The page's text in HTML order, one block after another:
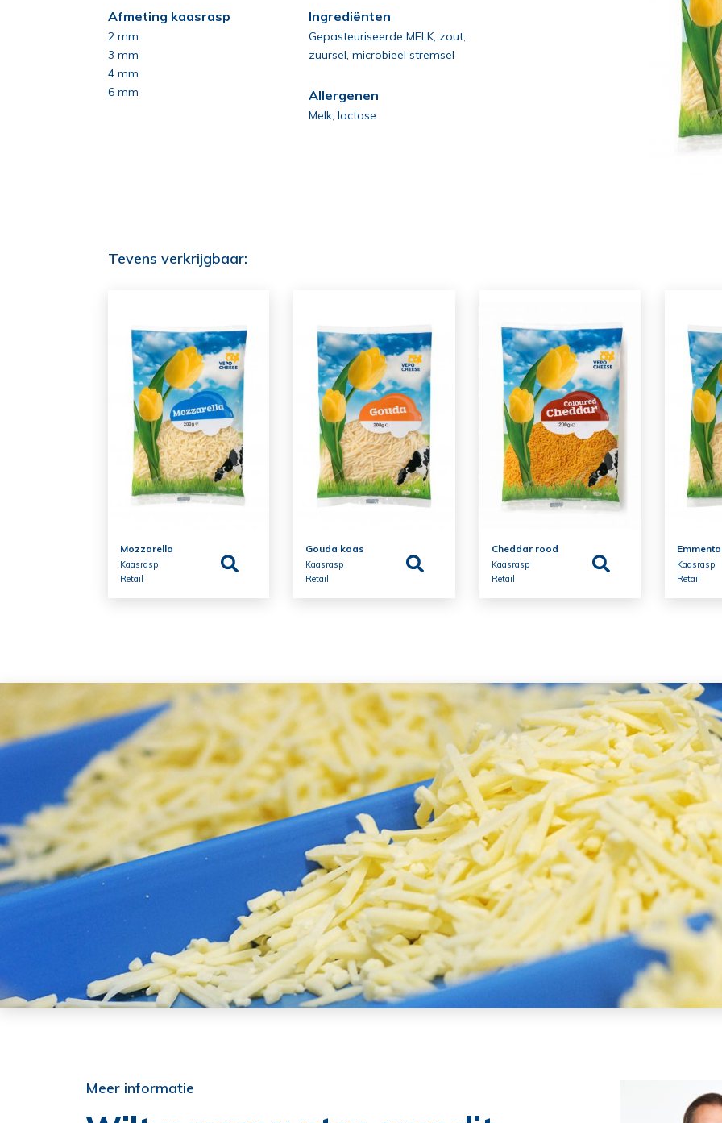
Afmeting kaasrasp
2 mm
3 mm
4 mm
6 mm
Ingrediënten
Gepasteuriseerde MELK, zout,
zuursel, microbieel stremsel
Allergenen
Melk, lactose
Tevens verkrijgbaar:
Mozzarella
Kaasrasp
Retail
Gouda kaas
Kaasrasp
Retail
Cheddar rood
Kaasrasp
Retail
Kaasrasp
Retail
Meer informatie